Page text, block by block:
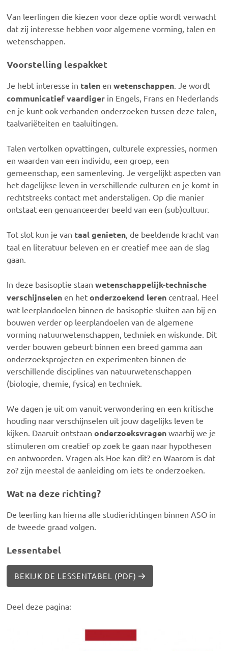
Van leerlingen die kiezen voor deze optie wordt verwacht
dat zij interesse hebben voor algemene vorming, talen en
wetenschappen.
Voorstelling lespakket
Je hebt interesse in talen en wetenschappen. Je wordt
communicatief vaardiger in Engels, Frans en Nederlands
en je kunt ook verbanden onderzoeken tussen deze talen,
taalvariëteiten en taaluitingen.
Talen vertolken opvattingen, culturele expressies, normen
en waarden van een individu, een groep, een
gemeenschap, een samenleving. Je vergelijkt aspecten van
het dagelijkse leven in verschillende culturen en je komt in
rechtstreeks contact met anderstaligen. Op die manier
ontstaat een genuanceerder beeld van een (sub)cultuur.
Tot slot kun je van taal genieten, de beeldende kracht van
taal en literatuur beleven en er creatief mee aan de slag
gaan.
In deze basisoptie staanwetenschappelijk-technische
verschijnselen en hetonderzoekend lerencentraal. Heel
wat leerplandoelen binnen de basisoptie sluiten aan bij en
bouwen verder op leerplandoelen van de algemene
vorming natuurwetenschappen, techniek en wiskunde. Dit
verder bouwen gebeurt binnen een breed gamma aan
onderzoeksprojecten en experimenten binnen de
verschillende disciplines van natuurwetenschappen
(biologie, chemie, fysica) en techniek.
We dagen je uit om vanuit verwondering en een kritische
houding naar verschijnselen uit jouw dagelijks leven te
kijken. Daaruit ontstaanonderzoeksvragen waarbij we je
stimuleren om creatief op zoek te gaan naar hypothesen
en antwoorden. Vragen als Hoe kan dit? en Waarom is dat
zo? zijn meestal de aanleiding om iets te onderzoeken.
Wat na deze richting?
De leerling kan hierna alle studierichtingen binnen ASO in
de tweede graad volgen.
Lessentabel
BEKIJK DE LESSENTABEL (PDF)
Deel deze pagina: